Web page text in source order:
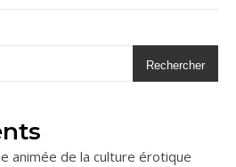
Rechercher
animée de la culture érotique